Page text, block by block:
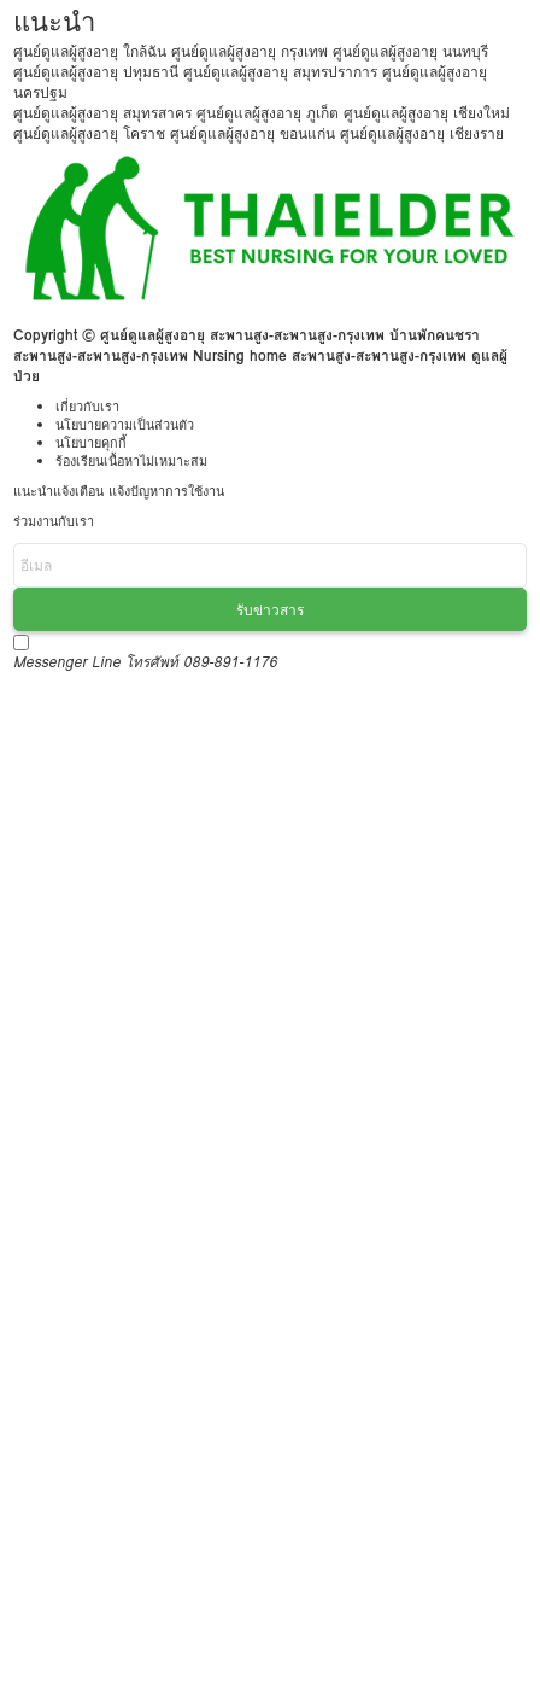
แนะนำ
ศูนย์ดูแลผู้สูงอายุ ใกล้ฉัน ศูนย์ดูแลผู้สูงอายุ กรุงเทพ ศูนย์ดูแลผู้สูงอายุ นนทบุรี
ศูนย์ดูแลผู้สูงอายุ ปทุมธานี ศูนย์ดูแลผู้สูงอายุ สมุทรปราการ ศูนย์ดูแลผู้สูงอายุ
นครปฐม
ศูนย์ดูแลผู้สูงอายุ สมุทรสาคร ศูนย์ดูแลผู้สูงอายุ ภูเก็ต ศูนย์ดูแลผู้สูงอายุ เชียงใหม่
ศูนย์ดูแลผู้สูงอายุ โคราช ศูนย์ดูแลผู้สูงอายุ ขอนแก่น ศูนย์ดูแลผู้สูงอายุ เชียงราย
Copyright © ศูนย์ดูแลผู้สูงอายุ สะพานสูง-สะพานสูง-กรุงเทพ บ้านพักคนชรา
สะพานสูง-สะพานสูง-กรุงเทพ Nursing home สะพานสูง-สะพานสูง-กรุงเทพ ดูแลผู้
ป่วย
เกี่ยวกับเรา
นโยบายความเป็นส่วนตัว
นโยบายคุกกี้
ร้องเรียนเนื้อหาไม่เหมาะสม
แนะนำแจ้งเตือน แจ้งปัญหาการใช้งาน
ร่วมงานกับเรา
รับข่าวสาร
Messenger Line โทรศัพท์ 089-891-1176